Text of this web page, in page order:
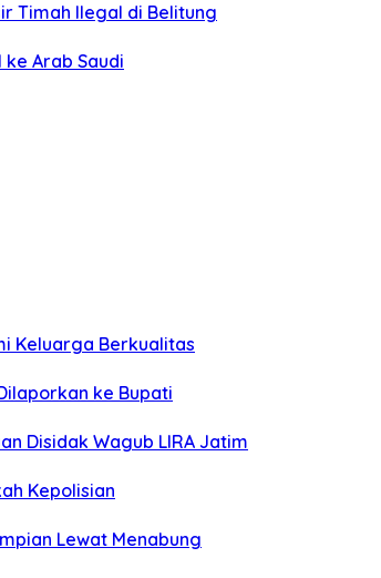
Timah Ilegal di Belitung
Arab Saudi
Keluarga Berkualitas
ke Bupati
Disidak Wagub LIRA Jatim
Kepolisian
Lewat Menabung